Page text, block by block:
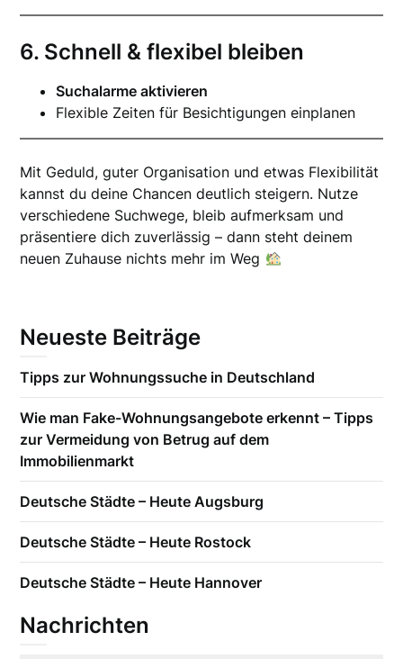
6. Schnell & flexibel bleiben
Suchalarme aktivieren
Flexible Zeiten für Besichtigungen einplanen
Mit Geduld, guter Organisation und etwas Flexibilität
kannst du deine Chancen deutlich steigern. Nutze
verschiedene Suchwege, bleib aufmerksam und
präsentiere dich zuverlässig – dann steht deinem
neuen Zuhause nichts mehr im Weg
Neueste Beiträge
Tipps zur Wohnungssuche in Deutschland
Wie man Fake-Wohnungsangebote erkennt – Tipps
zur Vermeidung von Betrug auf dem
Immobilienmarkt
Deutsche Städte – Heute Augsburg
Deutsche Städte – Heute Rostock
Deutsche Städte – Heute Hannover
Nachrichten